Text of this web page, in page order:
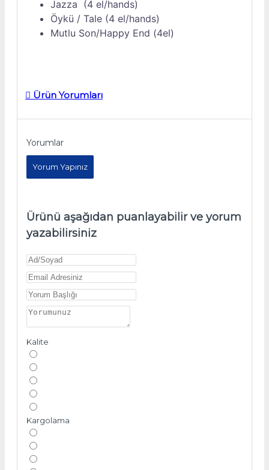
Jazza (4 el/hands)
Öykü / Tale (4 el/hands)
Mutlu Son/Happy End (4el)
Ürün Yorumları
Yorumlar
Yorum Yapınız
Ürünü aşağıdan puanlayabilir ve yorum
yazabilirsiniz
Kalite
Kargolama